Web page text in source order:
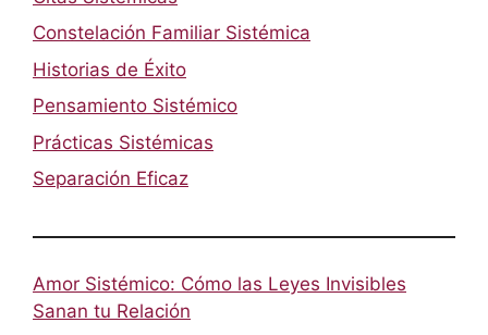
Constelación Familiar Sistémica
Historias de Éxito
Pensamiento Sistémico
Prácticas Sistémicas
Separación Eficaz
Amor Sistémico: Cómo las Leyes Invisibles
Sanan tu Relación